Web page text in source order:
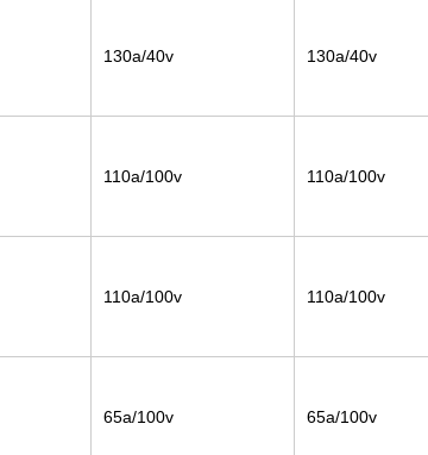
130a/40v 130a/40v
110a/100v 110a/100v
110a/100v 110a/100v
65a/100v 65a/100v